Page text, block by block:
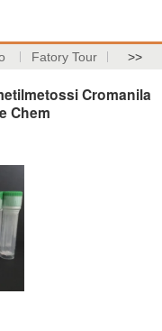
Fatory Tour >>
Cromanila
Chem